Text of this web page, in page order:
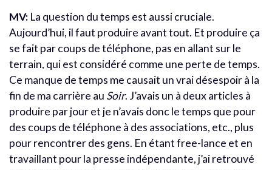
MV: La question du temps est aussi cruciale.
Aujourd’hui, il faut produire avant tout. Et produire ça
se fait par coups de téléphone, pas en allant sur le
terrain, qui est considéré comme une perte de temps.
Ce manque de temps me causait un vrai désespoir à la
fin de ma carrière au Soir. J’avais un à deux articles à
produire par jour et je n’avais donc le temps que pour
des coups de téléphone à des associations, etc., plus
pour rencontrer des gens. En étant free-lance et en
travaillant pour la presse indépendante, j’ai retrouvé